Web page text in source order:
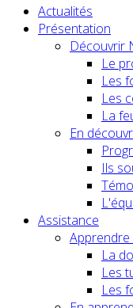
Actualités
Présentation
Découvrir
Le
Les
Les
La
En
Ils
Assistance
La
Les
Les